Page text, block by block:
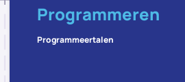
Programmeren
Programmeertalen